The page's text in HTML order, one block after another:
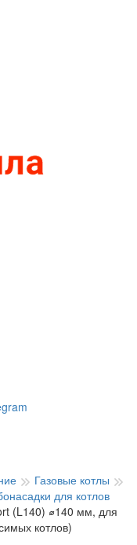
Газовые котлы
для котлов
(L140) ⌀140 мм, для
котлов)